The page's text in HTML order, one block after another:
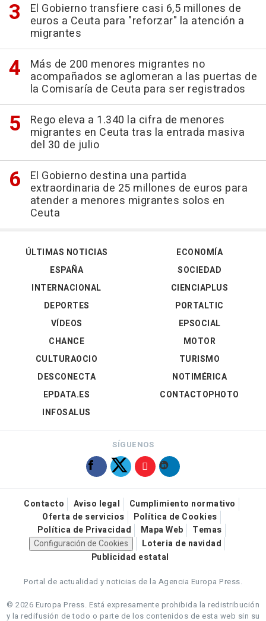
El Gobierno transfiere casi 6,5 millones de
euros a Ceuta para "reforzar" la atención a
migrantes
Más de 200 menores migrantes no
acompañados se aglomeran a las puertas de
la Comisaría de Ceuta para ser registrados
Rego eleva a 1.340 la cifra de menores
migrantes en Ceuta tras la entrada masiva
del 30 de julio
El Gobierno destina una partida
extraordinaria de 25 millones de euros para
atender a menores migrantes solos en
Ceuta
ÚLTIMAS NOTICIAS
ESPAÑA
INTERNACIONAL
DEPORTES
VÍDEOS
ECONOMÍA
SOCIEDAD
CIENCIAPLUS
PORTALTIC
EPSOCIAL
CHANCE
CULTURAOCIO
DESCONECTA
EPDATA.ES
INFOSALUS
MOTOR
TURISMO
NOTIMÉRICA
CONTACTOPHOTO
SÍGUENOS
Contacto Aviso legal
Cumplimiento normativo
Oferta de servicios
Política de Cookies
Política de Privacidad
Mapa Web
Temas
Configuración de Cookies
Loteria de navidad
Publicidad estatal
Portal de actualidad y noticias de la Agencia Europa Press.
© 2026 Europa Press. Está expresamente prohibida la redistribución
y la redifusión de todo o parte de los contenidos de esta web sin su